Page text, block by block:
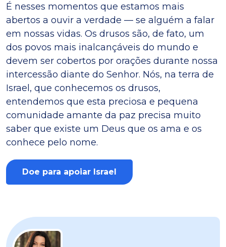
É nesses momentos que estamos mais
abertos a ouvir a verdade — se alguém a falar
em nossas vidas. Os drusos são, de fato, um
dos povos mais inalcançáveis do mundo e
devem ser cobertos por orações durante nossa
intercessão diante do Senhor. Nós, na terra de
Israel, que conhecemos os drusos,
entendemos que esta preciosa e pequena
comunidade amante da paz precisa muito
saber que existe um Deus que os ama e os
conhece pelo nome.
Doe para apoiar Israel